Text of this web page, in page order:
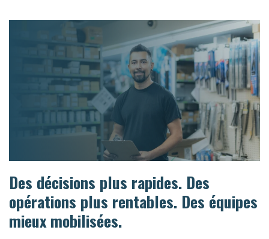
Des décisions plus rapides. Des
opérations plus rentables. Des équipes
mieux mobilisées.